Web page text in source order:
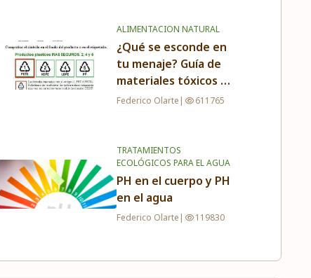
ALIMENTACION NATURAL
¿Qué se esconde en
tu menaje? Guía de
materiales tóxicos en
la cocina
Federico Olarte | 611765
TRATAMIENTOS
ECOLÓGICOS PARA EL AGUA
PH en el cuerpo y PH
en el agua
Federico Olarte | 119830